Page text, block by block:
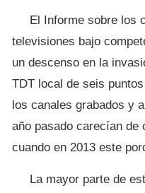
El Informe sobre los
televisiones bajo
un descenso en la
TDT local de seis
los canales grabados y
año pasado carecían de
cuando en 2013 este
La mayor parte de